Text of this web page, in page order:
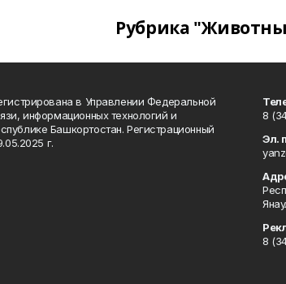
Рубрика
в Управлении Федеральной
информационных технологий и
Башкортостан. Регистрационный
г.
8
Эл.
8